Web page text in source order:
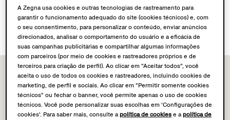
SERVIÇOS DISPONÍVEIS
Entrega em boutique não disponível.
Devoluções em boutique disponíveis. Saiba maisaqui.
A Zegna usa cookies e outras tecnologias de rastreamento para
garantir o funcionamento adequado do site (cookies técnicos) e, com
o seu consentimento, para personalizar o conteúdo, enviar anúncios
direcionados, analisar o comportamento do usuário e a eficácia de
suas campanhas publicitárias e compartilhar algumas informações
com parceiros (por meio de cookies e rastreadores próprios e de
terceiros para criação de perfil). Ao clicar em "Aceitar todos", você
aceita o uso de todos os cookies e rastreadores, incluindo cookies de
marketing, de perfil e sociais. Ao clicar em "Permitir somente cookies
técnicos" ou fechar o banner, você permite apenas o uso de cookies
técnicos. Você pode personalizar suas escolhas em 'Configurações de
cookies'. Para saber mais, consulte apolítica de cookies e apolítica de